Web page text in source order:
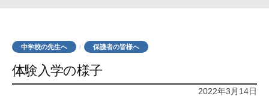
中学校の先生へ / 保護者の皆様へ
体験入学の様子
2022年3月14日